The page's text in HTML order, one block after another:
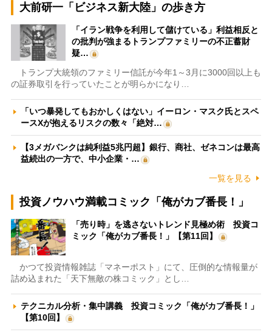
大前研一「ビジネス新大陸」の歩き方
「イラン戦争を利用して儲けている」利益相反と
の批判が強まるトランプファミリーの不正蓄財
疑…
トランプ大統領のファミリー信託が今年1～3月に3000回以上も
の証券取引を行っていたことが明らかになり…
「いつ暴発してもおかしくはない」イーロン・マスク氏とスペ
ースXが抱えるリスクの数々「絶対…
【3メガバンクは純利益5兆円超】銀行、商社、ゼネコンは最高
益続出の一方で、中小企業・…
一覧を見る
投資ノウハウ満載コミック「俺がカブ番長！」
「売り時」を逃さないトレンド見極め術 投資コ
ミック「俺がカブ番長！」【第11回】
かつて投資情報雑誌「マネーポスト」にて、圧倒的な情報量が
詰め込まれた「天下無敵の株コミック」とし…
テクニカル分析・集中講義 投資コミック「俺がカブ番長！」
【第10回】